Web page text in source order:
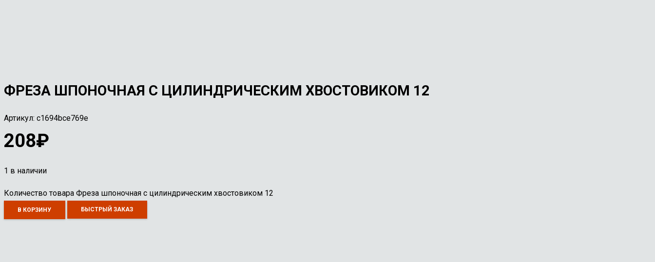
ФРЕЗА ШПОНОЧНАЯ С ЦИЛИНДРИЧЕСКИМ ХВОСТОВИКОМ 12
Артикул: c1694bce769e
208₽
1 в наличии
Количество товара Фреза шпоночная с цилиндрическим хвостовиком 12
В КОРЗИНУ БЫСТРЫЙ ЗАКАЗ